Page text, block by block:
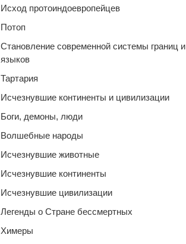
Исход протоиндоевропейцев
Потоп
Становление современной системы границ и
языков
Тартария
Исчезнувшие континенты и цивилизации
Боги, демоны, люди
Волшебные народы
Исчезнувшие животные
Исчезнувшие континенты
Исчезнувшие цивилизации
Легенды о Стране бессмертных
Химеры